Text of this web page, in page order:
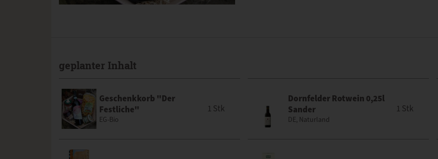
geplanter Inhalt
Geschenkkorb "Der
Festliche"
EG-Bio
1 Stk
Dornfelder Rotwein 0,25l
Sander
DE, Naturland
1 Stk